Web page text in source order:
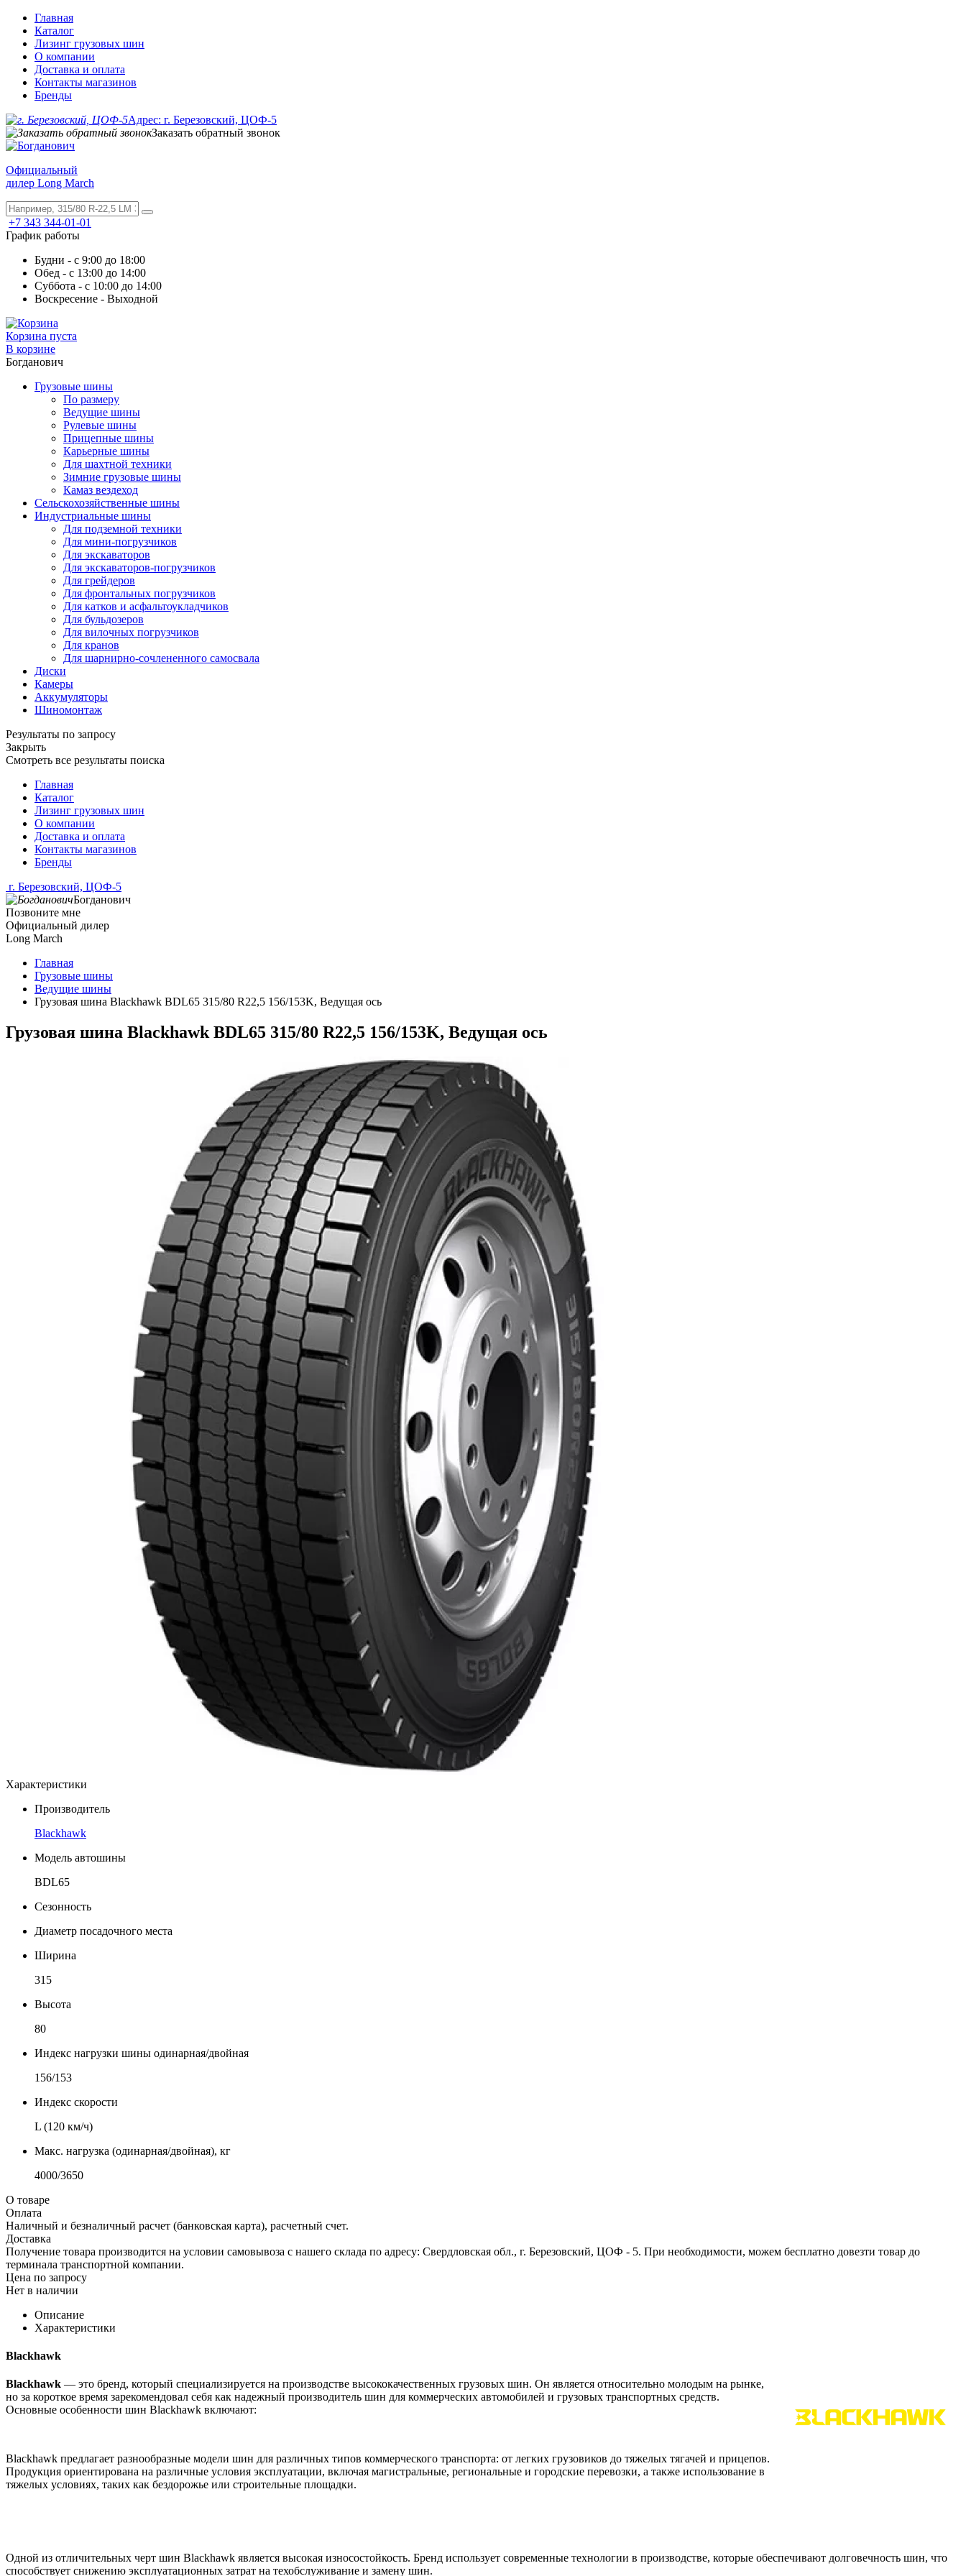
Главная
Каталог
Лизинг грузовых шин
О компании
Доставка и оплата
Контакты магазинов
Бренды
Адрес: г. Березовский, ЦОФ-5
Заказать обратный звонок
Официальный
дилер Long March
+7 343 344-01-01
График работы
Будни - с 9:00 до 18:00
Обед - с 13:00 до 14:00
Суббота - с 10:00 до 14:00
Воскресение - Выходной
Корзина пуста
В корзине
Богданович
Грузовые шины
По размеру
Ведущие шины
Рулевые шины
Прицепные шины
Карьерные шины
Для шахтной техники
Зимние грузовые шины
Камаз вездеход
Сельскохозяйственные шины
Индустриальные шины
Для подземной техники
Для мини-погрузчиков
Для экскаваторов
Для экскаваторов-погрузчиков
Для грейдеров
Для фронтальных погрузчиков
Для катков и асфальтоукладчиков
Для бульдозеров
Для вилочных погрузчиков
Для кранов
Для шарнирно-сочлененного самосвала
Диски
Камеры
Аккумуляторы
Шиномонтаж
Результаты по запросу
Закрыть
Смотреть все результаты поиска
Главная
Каталог
Лизинг грузовых шин
О компании
Доставка и оплата
Контакты магазинов
Бренды
г. Березовский, ЦОФ-5
Богданович
Позвоните мне
Официальный дилер
Long March
Главная
Грузовые шины
Ведущие шины
Грузовая шина Blackhawk BDL65 315/80 R22,5 156/153K, Ведущая ось
Грузовая шина Blackhawk BDL65 315/80 R22,5 156/153K, Ведущая ось
Характеристики
Производитель
Blackhawk
Модель автошины
BDL65
Сезонность
Диаметр посадочного места
Ширина
315
Высота
80
Индекс нагрузки шины одинарная/двойная
156/153
Индекс скорости
L (120 км/ч)
Макс. нагрузка (одинарная/двойная), кг
4000/3650
О товаре
Оплата
Наличный и безналичный расчет (банковская карта), расчетный счет.
Доставка
Получение товара производится на условии самовывоза с нашего склада по адресу: Свердловская обл., г. Березовский, ЦОФ - 5. При необходимости, можем бесплатно довезти товар до
терминала транспортной компании.
Цена по запросу
Нет в наличии
Описание
Характеристики
Blackhawk
Blackhawk — это бренд, который специализируется на производстве высококачественных грузовых шин. Он является относительно молодым на рынке,
но за короткое время зарекомендовал себя как надежный производитель шин для коммерческих автомобилей и грузовых транспортных средств.
Основные особенности шин Blackhawk включают:
Blackhawk предлагает разнообразные модели шин для различных типов коммерческого транспорта: от легких грузовиков до тяжелых тягачей и прицепов.
Продукция ориентирована на различные условия эксплуатации, включая магистральные, региональные и городские перевозки, а также использование в
тяжелых условиях, таких как бездорожье или строительные площадки.
Одной из отличительных черт шин Blackhawk является высокая износостойкость. Бренд использует современные технологии в производстве, которые обеспечивают долговечность шин, что
способствует снижению эксплуатационных затрат на техобслуживание и замену шин.